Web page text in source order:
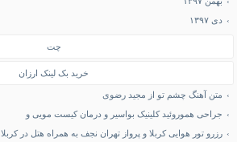
دی ۱۳۹۷
چت
خرید بک لینک ارزان
متن آهنگ چشم تو از مجید رضوی
جراحی هموروئید کلینیک بواسیر و درمان کیست مویی و
رزرو تور هوایی کربلا و پرواز تهران نجف به همراه هتل در کربلا